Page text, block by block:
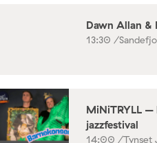
Dawn Allan &
13:30 /
MiNiTRYLL
jazzfestival
14:00 /Tynset